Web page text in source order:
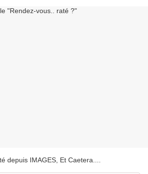
depuis IMAGES, Et Caetera...